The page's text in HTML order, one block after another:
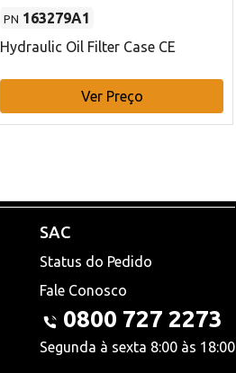
PN 163279A1
Hydraulic Oil Filter Case CE
Ver Preço
SAC
Status do Pedido
Fale Conosco
0800 727 2273
Segunda à sexta 8:00 às 18:00